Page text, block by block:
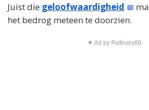
Juist die geloofwaardigheid
het bedrog meteen te doorzien.
▼ Ad by Refinery89